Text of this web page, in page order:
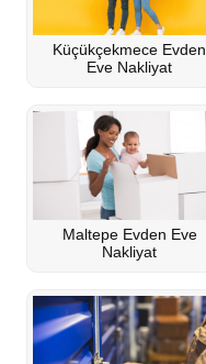
Küçükçekmece Evden
Eve Nakliyat
Maltepe Evden Eve
Nakliyat